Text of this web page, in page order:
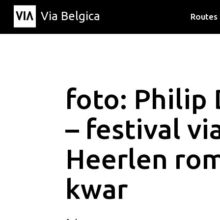
Via Belgica Routes
foto: Philip
– festival
Heerlen
kwar